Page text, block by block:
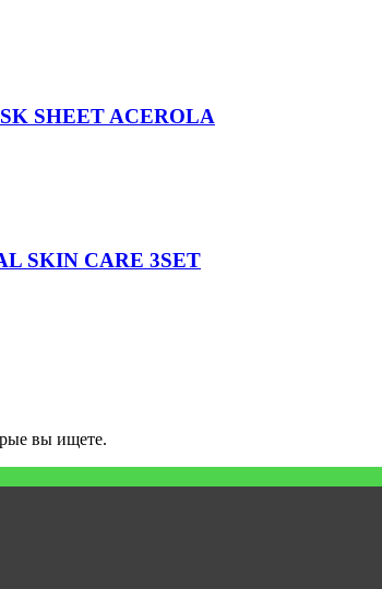
SHEET ACEROLA
SKIN CARE 3SET
вы ищете.